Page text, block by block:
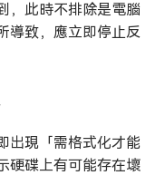
，此時不排除是電腦
導致，應立即停止反
出現「需格式化才能
硬碟上有可能存在壞